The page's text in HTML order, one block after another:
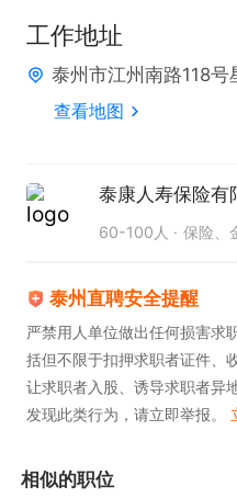
罪记录。
岗位福利：
售奖励、公司奖励方案、
2. 享有商业医疗保险、
3. 拥有专业销售培训、
培训及专属体验式培训
疗等板块）的完善培训体
4. 工作时间弹性，除必
5. 团队提供专业培训，
工作地址
泰州市江州南路118
查看地图
60-100人 保险、
泰州直聘安全提醒
严禁用人单位做出任何损害求
括但不限于扣押求职者证件、
让求职者入股、诱导求职者异
发现此类行为，请立即举报。
相似的职位